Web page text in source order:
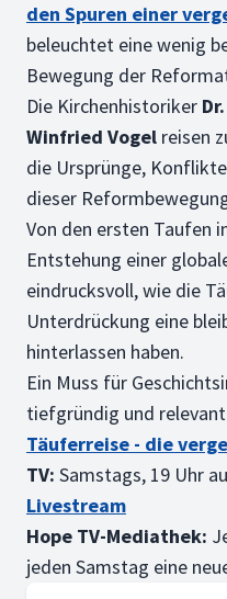
den Spuren einer
beleuchtet eine wenig
Bewegung der
Die Kirchenhistoriker
Winfried Vogel reisen
die Ursprünge,
dieser
Von den ersten Taufen
Entstehung einer
eindrucksvoll, wie die
Unterdrückung eine
hinterlassen haben.
Ein Muss für
tiefgründig und
Täuferreise - die
TV: Samstags, 19 Uhr
Livestream
Hope TV-Mediathek:
jeden Samstag eine